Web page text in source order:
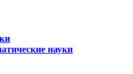
науки